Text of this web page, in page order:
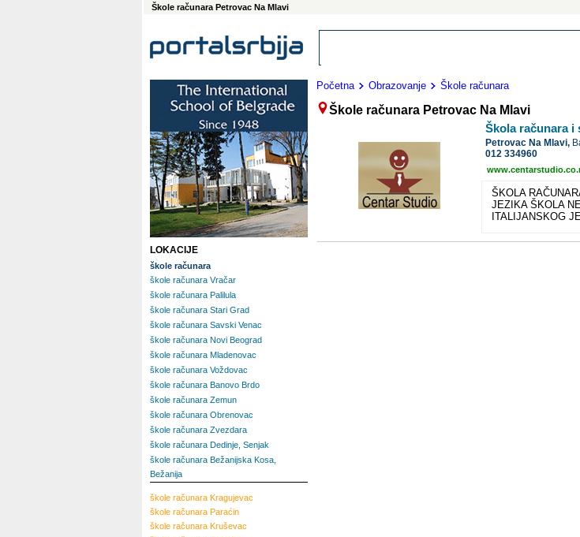
Škole računara Petrovac Na Mlavi
Početna Obrazovanje Škole računara
Škole računara Petrovac Na Mlavi
Škola računara i
Petrovac Na Mlavi,
012 334960
ŠKOLA
JEZIKA ŠKOLA
ITALIJANSKOG
LOKACIJE
škole računara
škole računara Vračar
škole računara Palilula
škole računara Stari Grad
škole računara Savski Venac
škole računara Novi Beograd
škole računara Mladenovac
škole računara Voždovac
škole računara Banovo Brdo
škole računara Zemun
škole računara Obrenovac
škole računara Zvezdara
škole računara Dedinje, Senjak
škole računara Bežanijska Kosa,
Bežanija
škole računara Kragujevac
škole računara Paraćin
škole računara Kruševac